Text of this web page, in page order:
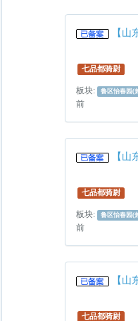
【山
七品都骑尉
板块: 鲁区怡春园(
前
【山
七品都骑尉
板块: 鲁区怡春园(
前
【山
七品都骑尉